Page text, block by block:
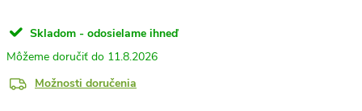
Skladom - odosielame ihneď
11.8.2026
Možnosti doručenia